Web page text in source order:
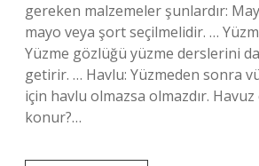
gereken malzemeler şunlardır:
mayo veya şort seçilmelidir. …
Yüzme gözlüğü yüzme derslerini
getirir. … Havlu: Yüzmeden sonra
için havlu olmazsa olmazdır. Havuz
konur?…